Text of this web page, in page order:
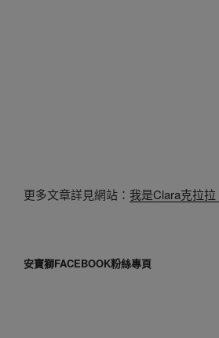
更多文章詳見網站： 我是Clara克拉
安寶獅FACEBOOK粉絲專頁